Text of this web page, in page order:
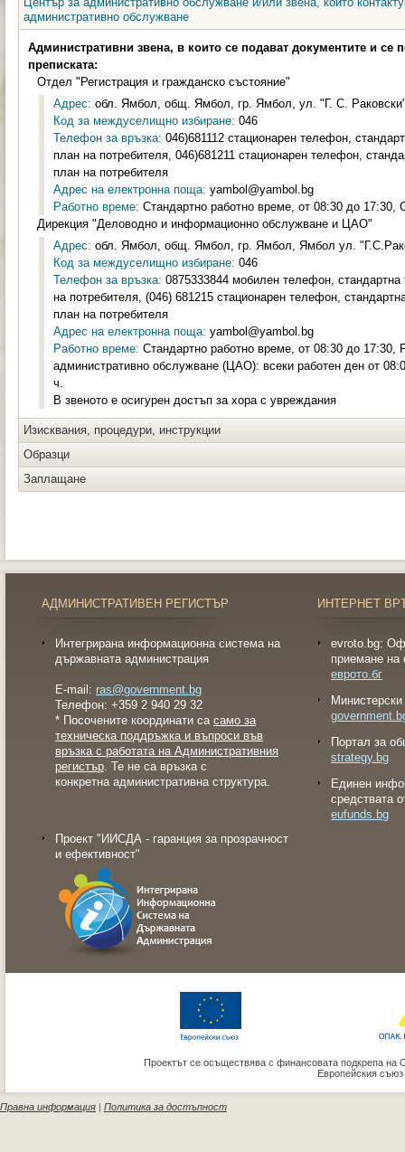
административно обслужване
Административни звена, в които се подават документите и се
преписката:
Отдел "Регистрация и гражданско състояние"
Адрес: обл. Ямбол, общ. Ямбол, гр. Ямбол, ул. "Г. С.
Код за междуселищно избиране: 046
Телефон за връзка: 046)681112 стационарен телефон,
план на потребителя, 046)681211 стационарен телефон,
план на потребителя
Адрес на електронна поща: yambol@yambol.bg
Работно време: Стандартно работно време, от 08:30 до 17:30,
Дирекция "Деловодно и информационно обслужване и ЦАО"
Адрес: обл. Ямбол, общ. Ямбол, гр. Ямбол, Ямбол ул.
Код за междуселищно избиране: 046
Телефон за връзка: 0875333844 мобилен телефон,
на потребителя, (046) 681215 стационарен телефон,
план на потребителя
Адрес на електронна поща: yambol@yambol.bg
Работно време: Стандартно работно време, от 08:30 до 17:30,
административно обслужване (ЦАО): всеки работен ден от
ч.
В звеното е осигурен достъп за хора с увреждания
Изисквания, процедури, инструкции
Образци
Заплащане
АДМИНИСТРАТИВЕН РЕГИСТЪР
Интегрирана информационна система на
държавната администрация
E-mail: ras@government.bg
Телефон: +359 2 940 29 32
* Посочените координати са само за
техническа поддръжка и въпроси във
връзка с работата на Административния
регистър. Те не са връзка с
конкретна административна структура.
Проект "ИИСДА - гаранция за прозрачност
и ефективност"
ИНТЕРНЕТ
evroto.bg:
приемане на
еврото.бг
Портал за
strategy.bg
Eдинен
средствата
eufunds.bg
Проектът се осъществява с финансовата подкрепа на
Европейския
Правна информация | Политика за достъпност